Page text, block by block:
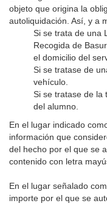
objeto que origina la
autoliquidación. Así, y a
Si se trata de una
Recogida de
el domicilio del
Si se tratase de
vehículo.
Si se tratase de la
del alumno.
En el lugar indicado
información que
del hecho por el que se
contenido con letra
En el lugar señalado
importe por el que se